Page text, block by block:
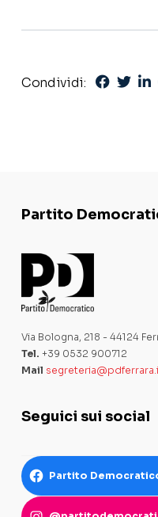
Condividi:
Partito
Via Bologna, 218 - 44124
Tel. +39 0532 900712
Mail
Seguici sui social
Partito